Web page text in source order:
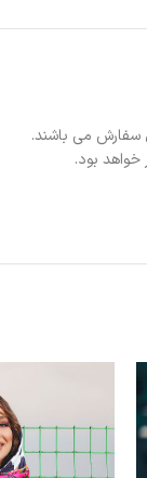
سفارش می باشند.